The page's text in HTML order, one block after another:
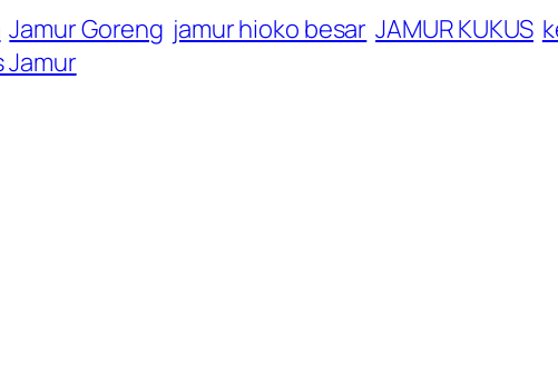
Jamur Goreng jamur hioko besar JAMUR KUKUS
Jamur